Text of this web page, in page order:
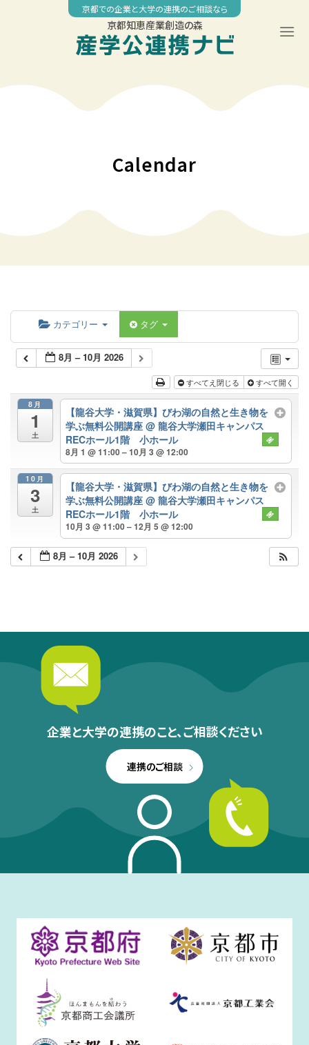
京都での企業と大学の連携のご相談なら
京都知恵産業創造の森
Calendar
カテゴリー タグ
8月 – 10月 2026
すべてえ閉じる すべて開く
8月
1
土
【龍谷大学・滋賀県】びわ湖の自然と生き物を
学ぶ無料公開講座@ 龍谷大学瀬田キャンパス
RECホール1階 小ホール
8月 1 @ 11:00 – 10月 3 @ 12:00
10月
3
土
【龍谷大学・滋賀県】びわ湖の自然と生き物を
学ぶ無料公開講座@ 龍谷大学瀬田キャンパス
RECホール1階 小ホール
10月 3 @ 11:00 – 12月 5 @ 12:00
8月 – 10月 2026
企業と大学の連携のこと、ご相談ください
連携のご相談